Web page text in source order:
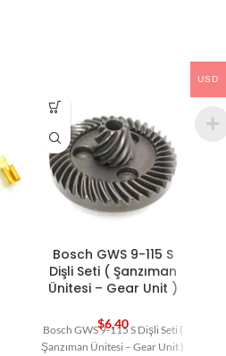
Bosch GWS 9-115 S
Dişli Seti ( Şanzıman
Ünitesi – Gear Unit )
$6,40
Bosch GWS 9-115 S Dişli Seti (
Şanzıman Ünitesi – Gear Unit )
USD